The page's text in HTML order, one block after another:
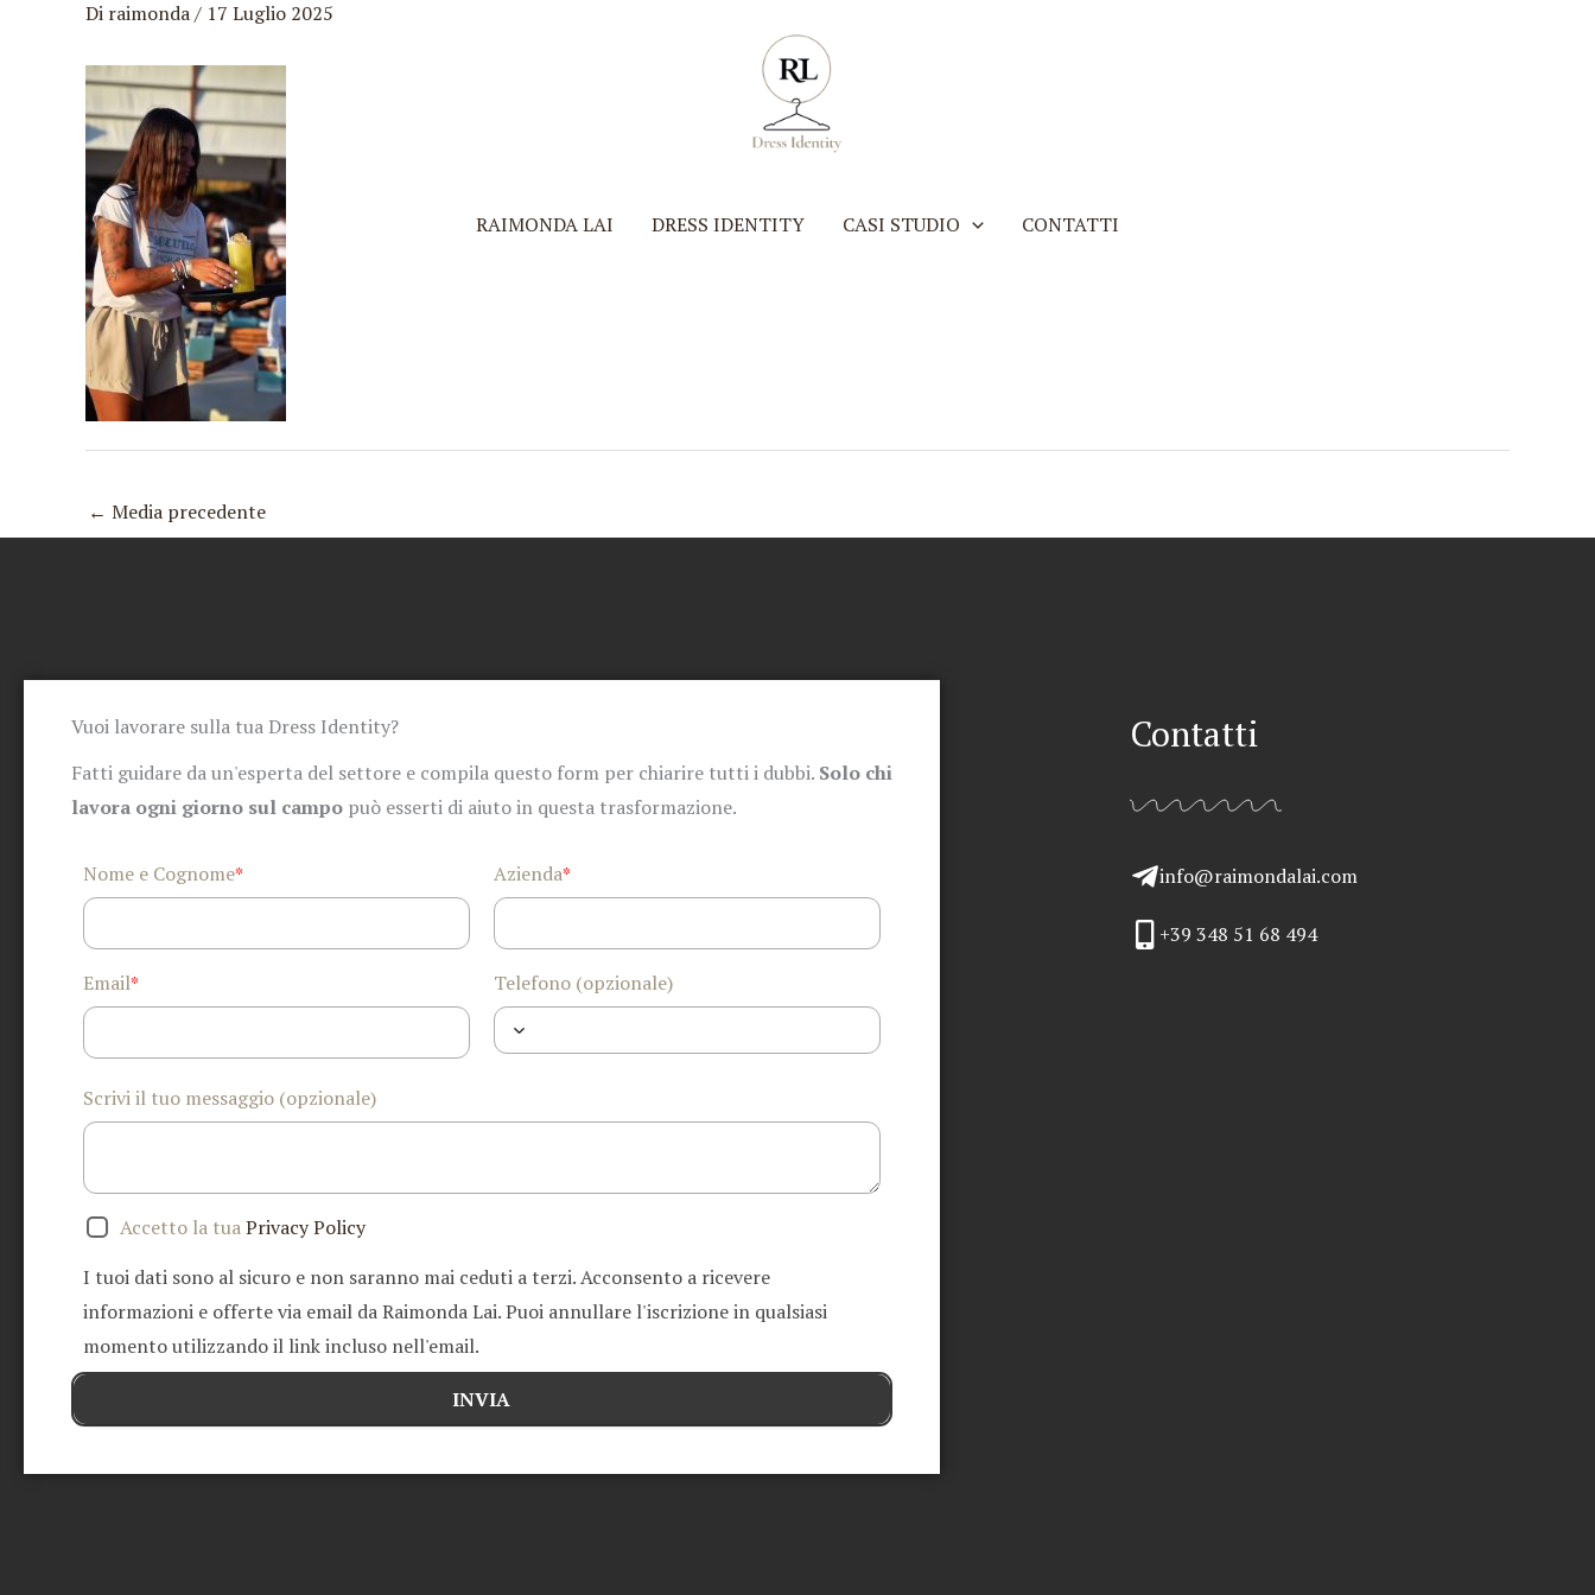
contenuto
RAIMONDA LAI DRESS IDENTITY CASI STUDIO CONTATTI
Di raimonda/ 17 Luglio 2025
← Media precedente
Vuoi lavorare sulla tua Dress Identity?
Fatti guidare da un'esperta del settore e compila questo form per chiarire tutti i dubbi. Solo chi
lavora ogni giorno sul campo può esserti di aiuto in questa trasformazione.
Nome e Cognome* Azienda*
Email* Telefono (opzionale)
Scrivi il tuo messaggio (opzionale)
Accetto la tuaPrivacy Policy
I tuoi dati sono al sicuro e non saranno mai ceduti a terzi. Acconsento a ricevere
informazioni e offerte via email da Raimonda Lai. Puoi annullare l'iscrizione in qualsiasi
momento utilizzando il link incluso nell'email.
INVIA
Contatti
info@raimondalai.com
+39 348 51 68 494